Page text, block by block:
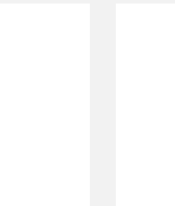
นผลิตภัณฑ์ หรือ
ล่วงหน้า และสี
ตกต่างกันจาก